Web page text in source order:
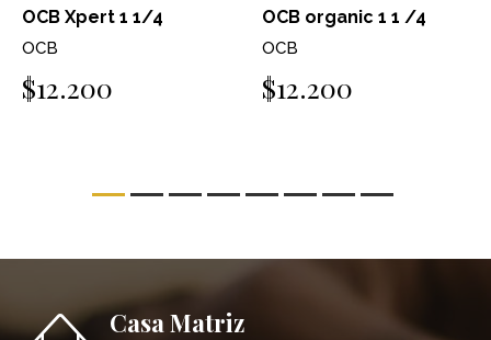
OCB Xpert 1 1/4
OCB
$12.200
OCB organic 1 1 /4
OCB
$12.200
Casa Matriz